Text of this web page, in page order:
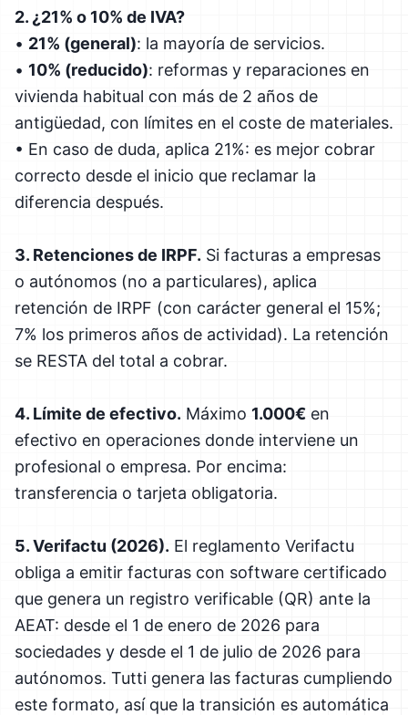
2. ¿21% o 10% de IVA?
• 21% (general): la mayoría de servicios.
• 10% (reducido): reformas y reparaciones en
vivienda habitual con más de 2 años de
antigüedad, con límites en el coste de materiales.
• En caso de duda, aplica 21%: es mejor cobrar
correcto desde el inicio que reclamar la
diferencia después.
3. Retenciones de IRPF. Si facturas a empresas
o autónomos (no a particulares), aplica
retención de IRPF (con carácter general el 15%;
7% los primeros años de actividad). La retención
se RESTA del total a cobrar.
4. Límite de efectivo. Máximo 1.000€ en
efectivo en operaciones donde interviene un
profesional o empresa. Por encima:
transferencia o tarjeta obligatoria.
5. Verifactu (2026). El reglamento Verifactu
obliga a emitir facturas con software certificado
que genera un registro verificable (QR) ante la
AEAT: desde el 1 de enero de 2026 para
sociedades y desde el 1 de julio de 2026 para
autónomos. Tutti genera las facturas cumpliendo
este formato, así que la transición es automática